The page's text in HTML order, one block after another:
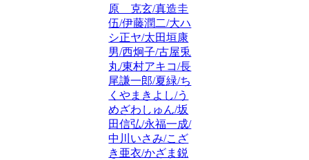
原 克玄/真造圭
伍/伊藤潤二/大ハ
シ正ヤ/太田垣康
男/西炯子/古屋兎
丸/東村アキコ/長
尾謙一郎/夏緑/ち
くやまきよし/う
めざわしゅん/坂
田信弘/永福一成/
中川いさみ/こざ
き亜衣/かざま鋭